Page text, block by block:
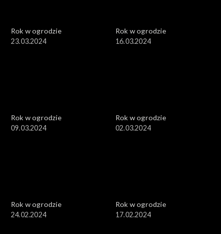
Rok w ogrodzie
23.03.2024
Rok w ogrodzie
16.03.2024
Rok w ogrodzie
09.03.2024
Rok w ogrodzie
02.03.2024
Rok w ogrodzie
24.02.2024
Rok w ogrodzie
17.02.2024